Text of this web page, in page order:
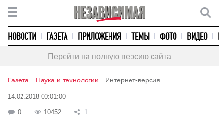
НОВОСТИ ГАЗЕТА ПРИЛОЖЕНИЯ ТЕМЫ ФОТО ВИДЕО
Перейти на полную версию сайта
Газета Наука и технологии Интернет-версия
14.02.2018 00:01:00
0 10452 1